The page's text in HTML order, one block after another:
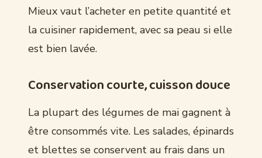
Mieux vaut l’acheter en petite quantité et
la cuisiner rapidement, avec sa peau si elle
est bien lavée.
Conservation courte, cuisson douce
La plupart des légumes de mai gagnent à
être consommés vite. Les salades, épinards
et blettes se conservent au frais dans un